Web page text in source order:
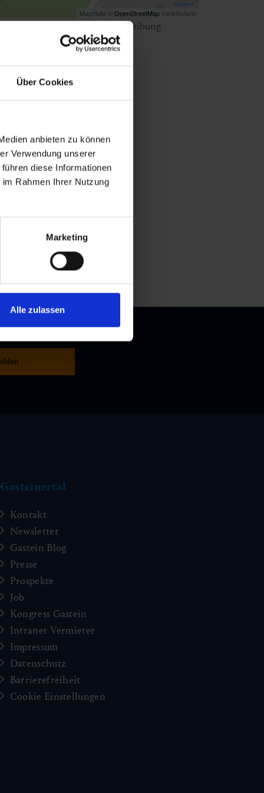
Über Cookies
anbieten zu können
Verwendung unserer
diese Informationen
Rahmen Ihrer Nutzung
Marketing
Alle zulassen
Map data © OpenStreetMap contributors
für eine Wegbeschreibung
Gasteinertal
Kontakt
Newsletter
Gastein Blog
Presse
Prospekte
Job
Kongress Gastein
Intranet Vermieter
Impressum
Datenschutz
Barrierefreiheit
Cookie Einstellungen